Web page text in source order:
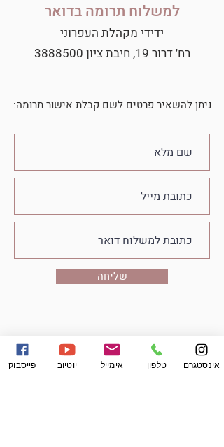
למשלוח תרומה בדואר
ידידי מקהלת העפרוני
רח׳ דרור 19, חיבת ציון
3888500
ניתן להשאיר פרטים לשם קבלת אישור תרומה:
שליחה
פייסבוק יוטיוב אימייל טלפון אינסטגרם